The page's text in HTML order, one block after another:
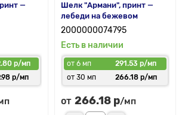
—
р/мп
р/мп
Шелк "Армани", принт —
лебеди на бежевом
2000000074795
Есть в наличии
от 6 мп
291.53 р/мп
от 30 мп
266.18 р/мп
от 266.18 р/мп